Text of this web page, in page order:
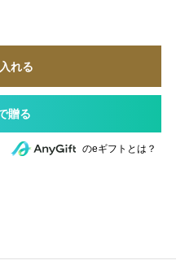
れる
のeギフトとは？